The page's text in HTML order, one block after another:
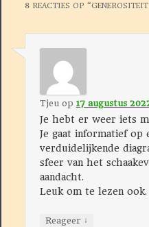
8 REACTIES OP “GENEROSITEIT
Tjeu op 17 augustus
Je hebt er weer iets
Je gaat informatief op
verduidelijkende
sfeer van het
aandacht.
Leuk om te lezen ook.
Reageer ↓